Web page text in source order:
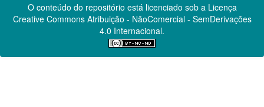
O conteúdo do repositório está licenciado sob a Licença
Creative CommonsAtribuição - NãoComercial - SemDerivações
4.0 Internacional.